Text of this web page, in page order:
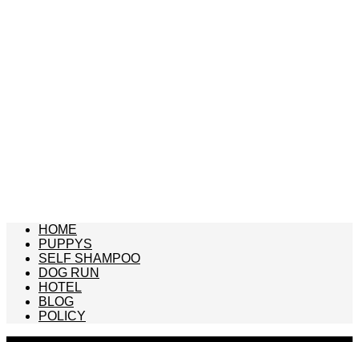
HOME
PUPPYS
SELF SHAMPOO
DOG RUN
HOTEL
BLOG
POLICY